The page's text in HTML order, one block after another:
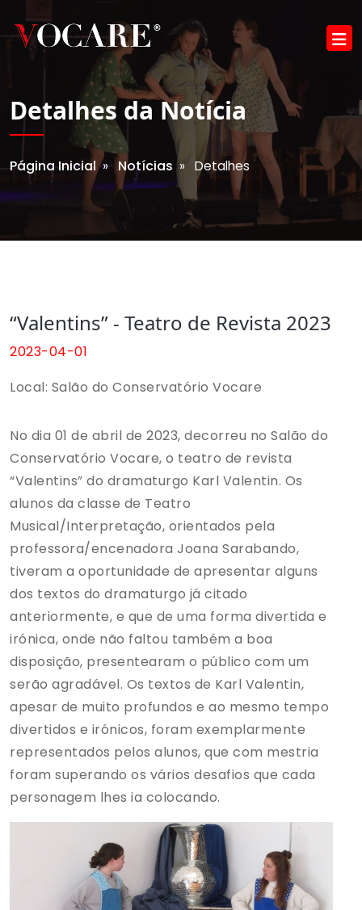
Detalhes da Notícia
Página Inicial» Notícias » Detalhes
“Valentins” - Teatro de Revista 2023
2023-04-01
Local: Salão do Conservatório Vocare
No dia 01 de abril de 2023, decorreu no Salão do
Conservatório Vocare, o teatro de revista
“Valentins” do dramaturgo Karl Valentin. Os
alunos da classe de Teatro
Musical/Interpretação, orientados pela
professora/encenadora Joana Sarabando,
tiveram a oportunidade de apresentar alguns
dos textos do dramaturgo já citado
anteriormente, e que de uma forma divertida e
irónica, onde não faltou também a boa
disposição, presentearam o público com um
serão agradável. Os textos de Karl Valentin,
apesar de muito profundos e ao mesmo tempo
divertidos e irónicos, foram exemplarmente
representados pelos alunos, que com mestria
foram superando os vários desafios que cada
personagem lhes ia colocando.